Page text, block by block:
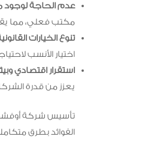
عدم الحاجة
مكتب فعلي، مما
تنوع الخيارات
اختيار الأنسب
استقرار اقتصادي
يعزز من قدرة
تأسيس شركة
الفوائد بطرق